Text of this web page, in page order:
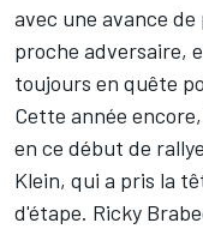
avec une avance
proche adversaire,
toujours en quête
Cette année
en ce début de
Klein, qui a pris la
d'étape. Ricky